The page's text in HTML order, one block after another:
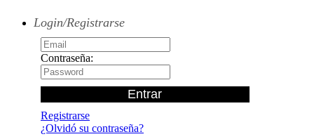
Login/Registrarse
Contraseña:
Registrarse
¿Olvidó su contraseña?